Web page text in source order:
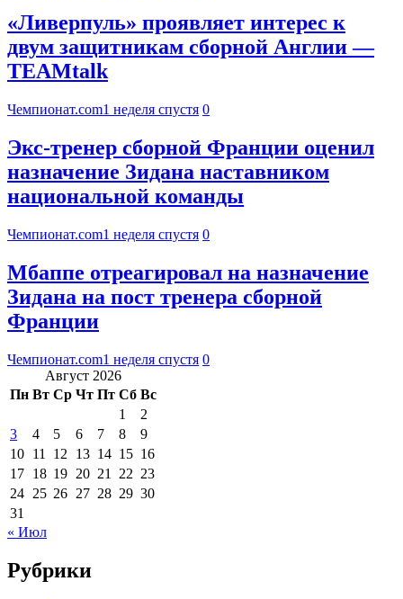
«Ливерпуль» проявляет интерес к
двум защитникам сборной Англии —
TEAMtalk
Чемпионат.com1 неделя спустя 0
Экс-тренер сборной Франции оценил
назначение Зидана наставником
национальной команды
Чемпионат.com1 неделя спустя 0
Мбаппе отреагировал на назначение
Зидана на пост тренера сборной
Франции
Чемпионат.com1 неделя спустя 0
Август 2026
Пн Вт Ср Чт Пт Сб Вс
1
2
3
4 5 6 7 8
9
10 11 12 13 14 15 16
17 18 19 20 21 22 23
24 25 26 27 28 29 30
31
« Июл
Рубрики